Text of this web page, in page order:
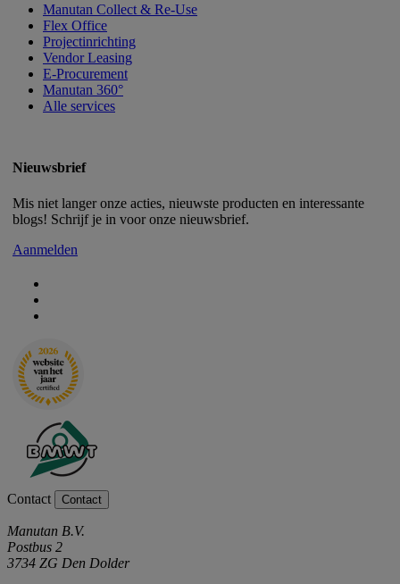
Manutan Collect & Re-Use
Flex Office
Projectinrichting
Vendor Leasing
E-Procurement
Manutan 360°
Alle services
Nieuwsbrief
Mis niet langer onze acties, nieuwste producten en interessante
blogs! Schrijf je in voor onze nieuwsbrief.
Aanmelden
Contact Contact
Manutan B.V.
Postbus 2
3734 ZG Den Dolder